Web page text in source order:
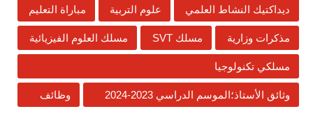
ديداكتيك النشاط العلمي علوم التربية مباراة التعليم
مذكرات وزارية مسلك SVT مسلك العلوم الفيزيائية
مسلكي تكنولوجيا
وثائق الأستاذ؛الموسم الدراسي 2023-2024 وظائف